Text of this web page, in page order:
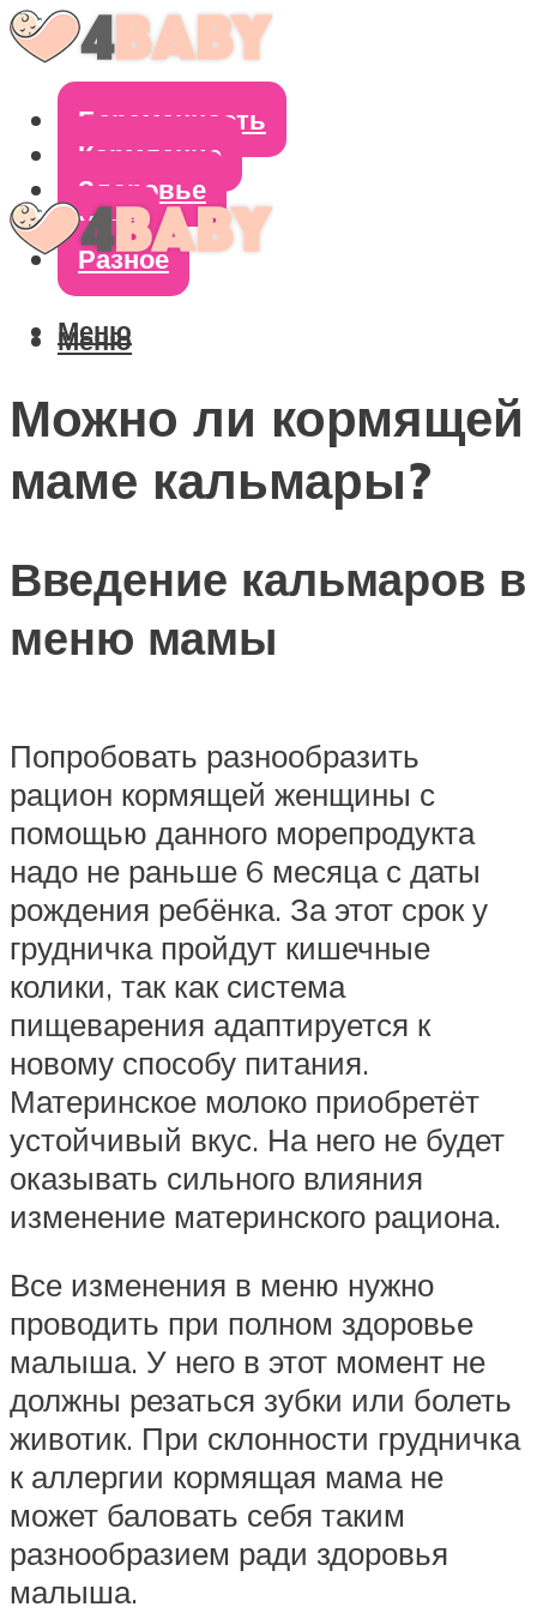
Беременность
Кормление
Здоровье
Уход
Разное
Меню
Меню
Можно ли кормящей
маме кальмары?
Введение кальмаров в
меню мамы
Попробовать разнообразить
рацион кормящей женщины с
помощью данного морепродукта
надо не раньше 6 месяца с даты
рождения ребёнка. За этот срок у
грудничка пройдут кишечные
колики, так как система
пищеварения адаптируется к
новому способу питания.
Материнское молоко приобретёт
устойчивый вкус. На него не будет
оказывать сильного влияния
изменение материнского рациона.
Все изменения в меню нужно
проводить при полном здоровье
малыша. У него в этот момент не
должны резаться зубки или болеть
животик. При склонности грудничка
к аллергии кормящая мама не
может баловать себя таким
разнообразием ради здоровья
малыша.